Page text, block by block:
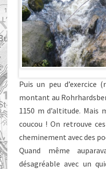
Puis un peu d’exercice
montant au
1150 m d’altitude. Mais
coucou ! On retrouve
cheminement avec des
Quand même
désagréable avec un